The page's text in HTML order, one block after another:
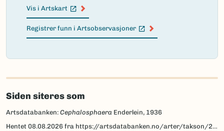
Vis i Artskart
(Ekstern lenke)
Registrer funn i Artsobservasjoner
(Ekstern lenke)
Failed
to
load
Siden siteres som
Artsdatabanken: Cephalosphaera Enderlein, 1936
Hentet 08.08.2026 fra https://artsdatabanken.no/arter/takson/20858